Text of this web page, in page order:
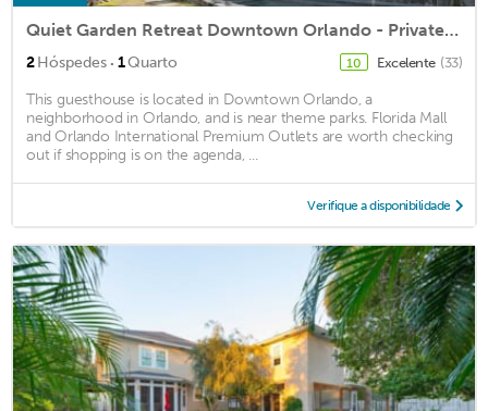
Quiet Garden Retreat Downtown Orlando - Private Apartment, Shared Pool and Patio
2Hóspedes · 1Quarto 10 Excelente (33)
This guesthouse is located in Downtown Orlando, a
neighborhood in Orlando, and is near theme parks. Florida Mall
and Orlando International Premium Outlets are worth checking
out if shopping is on the agenda, ...
Verifique a disponibilidade